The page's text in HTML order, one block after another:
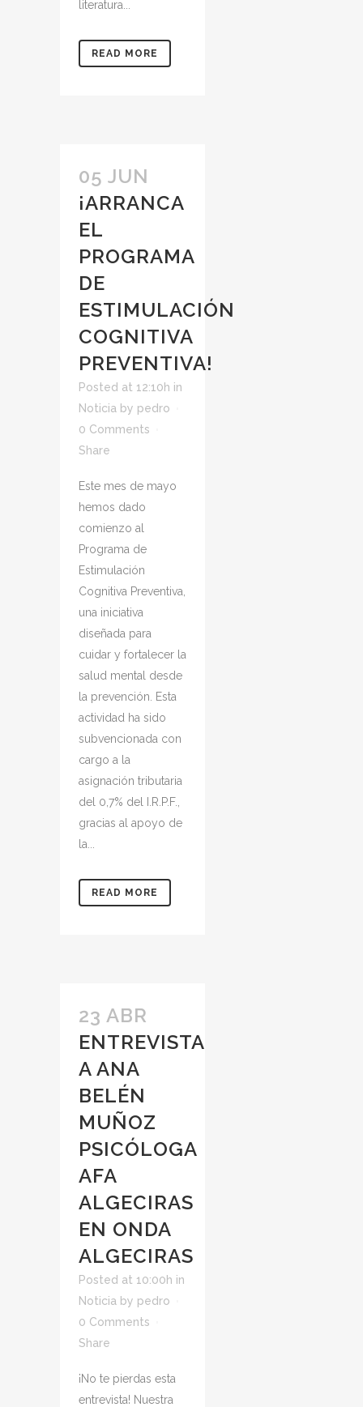
literatura...
READ MORE
05 JUN
¡ARRANCA
EL
PROGRAMA
DE
ESTIMULACIÓN
COGNITIVA
PREVENTIVA!
Posted at 12:10h in
Noticia by pedro
0 Comments
Share
Este mes de mayo
hemos dado
comienzo al
Programa de
Estimulación
Cognitiva Preventiva,
una iniciativa
diseñada para
cuidar y fortalecer la
salud mental desde
la prevención. Esta
actividad ha sido
subvencionada con
cargo a la
asignación tributaria
del 0,7% del I.R.P.F.,
gracias al apoyo de
la...
READ MORE
23 ABR
ENTREVISTA
A ANA
BELÉN
MUÑOZ
PSICÓLOGA
AFA
ALGECIRAS
EN ONDA
ALGECIRAS
Posted at 10:00h in
Noticia by pedro
0 Comments
Share
¡No te pierdas esta
entrevista! Nuestra